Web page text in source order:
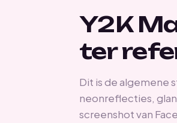
Y2K
ter
Dit is de algemene
neonreflecties,
screenshot van